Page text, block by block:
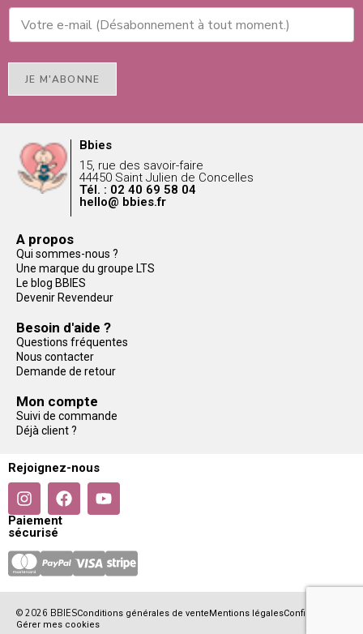
JE M'ABONNE
Bbies
15, rue des savoir-faire
44450 Saint Julien de Concelles
Tél. : 02 40 69 58 04
hello@ bbies.fr
A propos
Qui sommes-nous ?
Une marque du groupe LTS
Le blog BBIES
Devenir Revendeur
Besoin d'aide ?
Questions fréquentes
Nous contacter
Demande de retour
Mon compte
Suivi de commande
Déjà client ?
Rejoignez-nous
Paiement
sécurisé
© 2026 BBIESConditions générales de vente Mentions légalesConfidentialité
Gérer mes cookies